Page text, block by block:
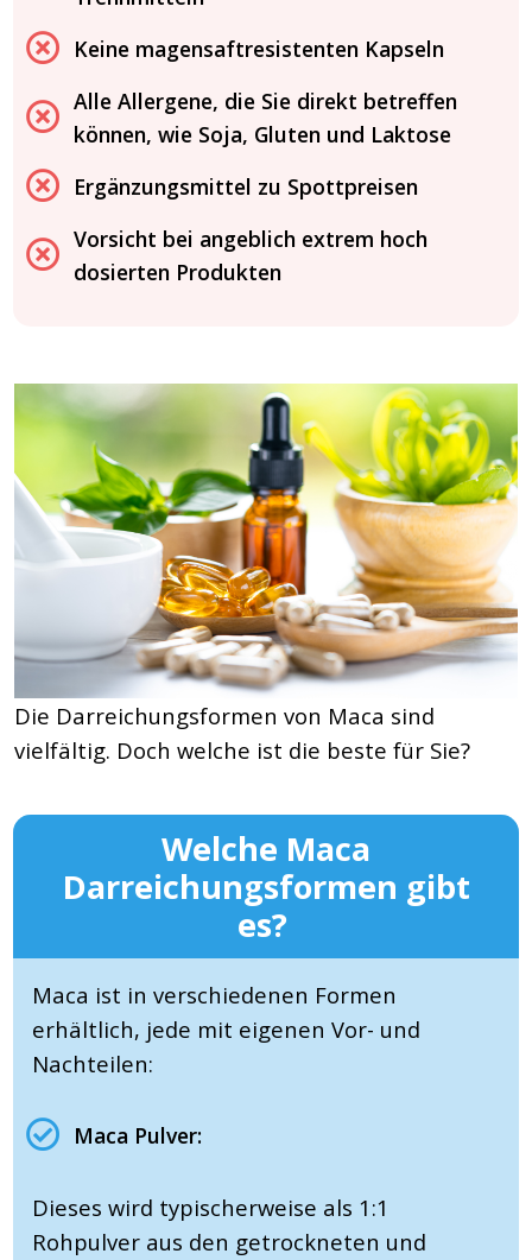
Keine magensaftresistenten Kapseln
Alle Allergene, die Sie direkt betreffen
können, wie Soja, Gluten und Laktose
Ergänzungsmittel zu Spottpreisen
Vorsicht bei angeblich extrem hoch
dosierten Produkten
Die Darreichungsformen von Maca sind
vielfältig. Doch welche ist die beste für Sie?
Welche Maca
Darreichungsformen gibt
es?
Maca ist in verschiedenen Formen
erhältlich, jede mit eigenen Vor- und
Nachteilen:
Maca Pulver:
Dieses wird typischerweise als 1:1
Rohpulver aus den getrockneten und